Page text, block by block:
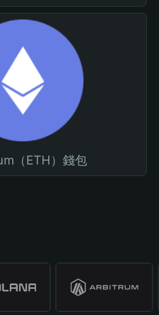
（ETH）錢包